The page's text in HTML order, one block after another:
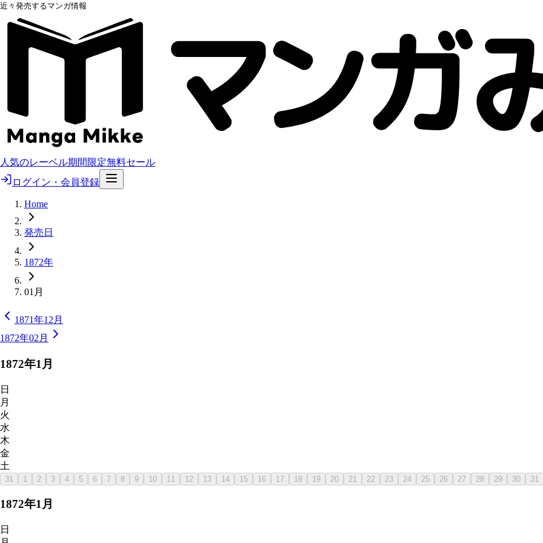
近々発売するマンガ情報
人気のレーベル期間限定無料セール
ログイン・会員登録
Home
発売日
1872年
01月
1871年12月
1872年02月
1872年1 月
日
月
火
水
木
金
土
31 1 2 3 4 5 6 7 8 9 10 11 12 13 14 15 16 17 18 19 20 21 22 23 24 25 26 27 28 29 30 31
1872年1月
日